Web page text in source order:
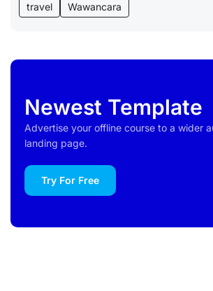
travel
Wawancara
Newest Template
Advertise your offline course to a wider
landing page.
Try For Free